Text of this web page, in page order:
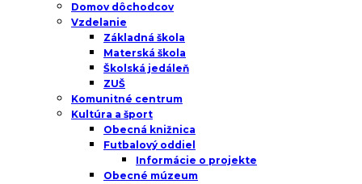
Domov dôchodcov
Vzdelanie
Základná škola
Materská škola
Školská jedáleň
ZUŠ
Komunitné centrum
Kultúra a šport
Obecná knižnica
Futbalový oddiel
Informácie o projekte
Obecné múzeum